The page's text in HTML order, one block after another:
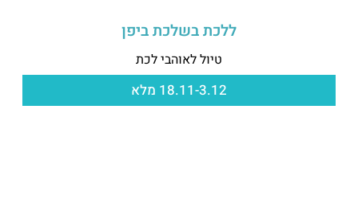
ללכת בשלכת ביפן
טיול לאוהבי לכת
18.11-3.12 מלא